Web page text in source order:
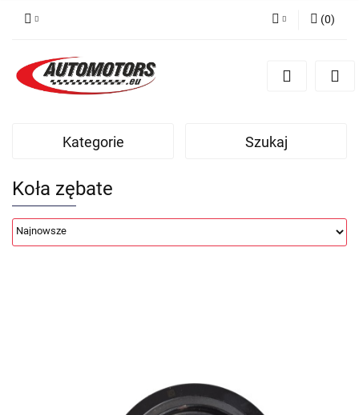
Zarejestruj się
(0)
Kategorie Szukaj
Koła zębate